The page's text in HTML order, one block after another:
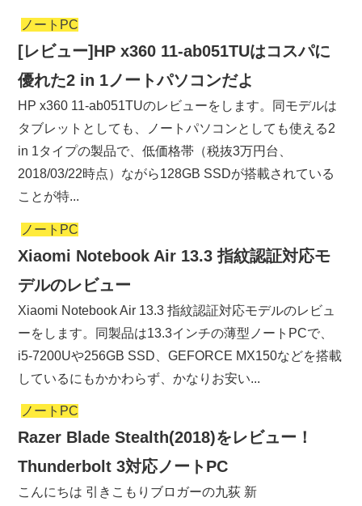
ノートPC
[レビュー]HP x360 11-ab051TUはコスパに
優れた2 in 1ノートパソコンだよ
HP x360 11-ab051TUのレビューをします。同モデルは
タブレットとしても、ノートパソコンとしても使える2
in 1タイプの製品で、低価格帯（税抜3万円台、
2018/03/22時点）ながら128GB SSDが搭載されている
ことが特...
ノートPC
Xiaomi Notebook Air 13.3 指紋認証対応モ
デルのレビュー
Xiaomi Notebook Air 13.3 指紋認証対応モデルのレビュ
ーをします。同製品は13.3インチの薄型ノートPCで、
i5-7200Uや256GB SSD、GEFORCE MX150などを搭載
しているにもかかわらず、かなりお安い...
ノートPC
Razer Blade Stealth(2018)をレビュー！
Thunderbolt 3対応ノートPC
こんにちは 引きこもりブロガーの九荻 新